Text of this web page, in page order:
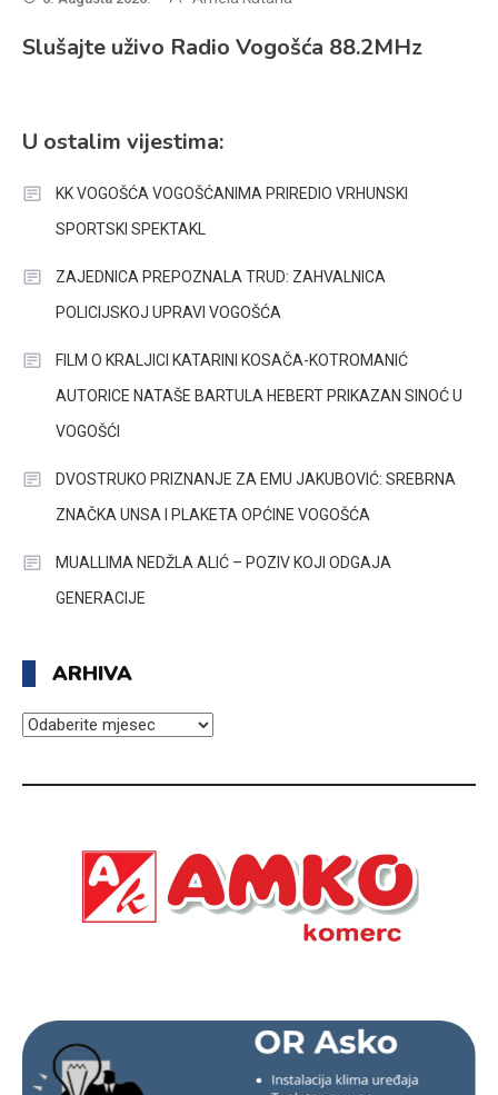
Slušajte uživo Radio Vogošća 88.2MHz
U ostalim vijestima:
KK VOGOŠĆA VOGOŠĆANIMA PRIREDIO VRHUNSKI
SPORTSKI SPEKTAKL
ZAJEDNICA PREPOZNALA TRUD: ZAHVALNICA
POLICIJSKOJ UPRAVI VOGOŠĆA
FILM O KRALJICI KATARINI KOSAČA-KOTROMANIĆ
AUTORICE NATAŠE BARTULA HEBERT PRIKAZAN SINOĆ U
VOGOŠĆI
DVOSTRUKO PRIZNANJE ZA EMU JAKUBOVIĆ: SREBRNA
ZNAČKA UNSA I PLAKETA OPĆINE VOGOŠĆA
MUALLIMA NEDŽLA ALIĆ – POZIV KOJI ODGAJA
GENERACIJE
ARHIVA
ARHIVA